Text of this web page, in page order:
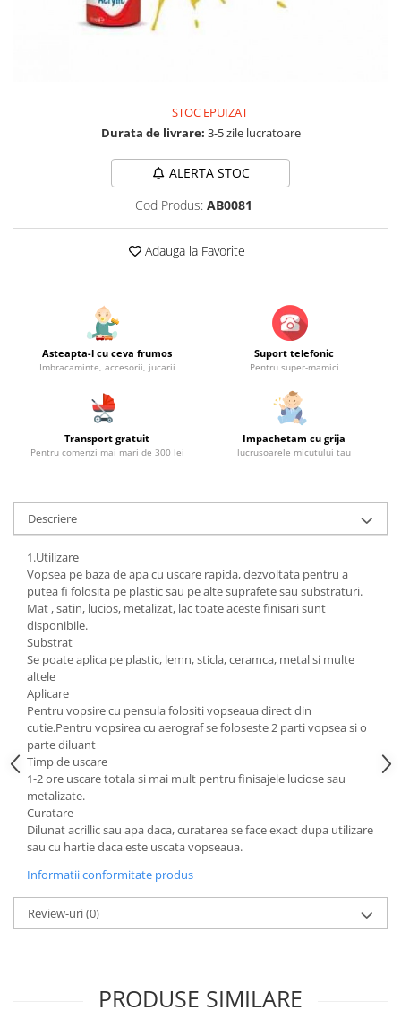
Jucarii si jocuri exterior
Machete auto Diecast
Masini, trenuri, avioane
Masinute Radiocomanda
Biciclete fara pedale
Role, patine cu rotile
Organizatoare
STOC EPUIZAT
Durata de livrare: 3-5 zile lucratoare
ALERTA STOC
Cod Produs: AB0081
Adauga la Favorite
Asteapta-l cu ceva frumos
Imbracaminte, accesorii, jucarii
Suport telefonic
Pentru super-mamici
Transport gratuit
Pentru comenzi mai mari de 300 lei
Impachetam cu grija
lucrusoarele micutului tau
Descriere
1.Utilizare
Vopsea pe baza de apa cu uscare rapida, dezvoltata pentru a
putea fi folosita pe plastic sau pe alte suprafete sau substraturi.
Mat , satin, lucios, metalizat, lac toate aceste finisari sunt
disponibile.
Substrat
Se poate aplica pe plastic, lemn, sticla, ceramca, metal si multe
altele
Aplicare
Pentru vopsire cu pensula folositi vopseaua direct din
cutie.Pentru vopsirea cu aerograf se foloseste 2 parti vopsea si o
parte diluant
Timp de uscare
1-2 ore uscare totala si mai mult pentru finisajele luciose sau
metalizate.
Curatare
Dilunat acrillic sau apa daca, curatarea se face exact dupa utilizare
sau cu hartie daca este uscata vopseaua.
Informatii conformitate produs
Review-uri(0)
PRODUSE SIMILARE